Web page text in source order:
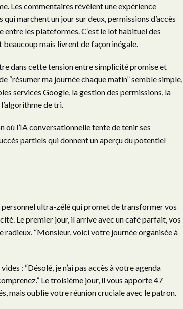
Les commentaires révèlent une expérience
marchent un jour sur deux, permissions d’accès
les plateformes. C’est le lot habituel des
mais livrent de façon inégale.
dans cette tension entre simplicité promise et
“résumer ma journée chaque matin” semble simple,
services Google, la gestion des permissions, la
de tri.
où l’IA conversationnelle tente de tenir ses
partiels qui donnent un aperçu du potentiel
ultra-zélé qui promet de transformer vos
Le premier jour, il arrive avec un café parfait, vos
“Monsieur, voici votre journée organisée à
: “Désolé, je n’ai pas accès à votre agenda
Le troisième jour, il vous apporte 47
mais oublie votre réunion cruciale avec le patron.